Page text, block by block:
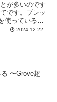
が多いのです
です。ブレッ
使っているの
2024.12.22
〜Grove超